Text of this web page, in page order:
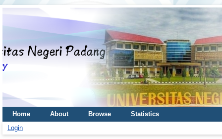
Home About Browse
Statistics
Login